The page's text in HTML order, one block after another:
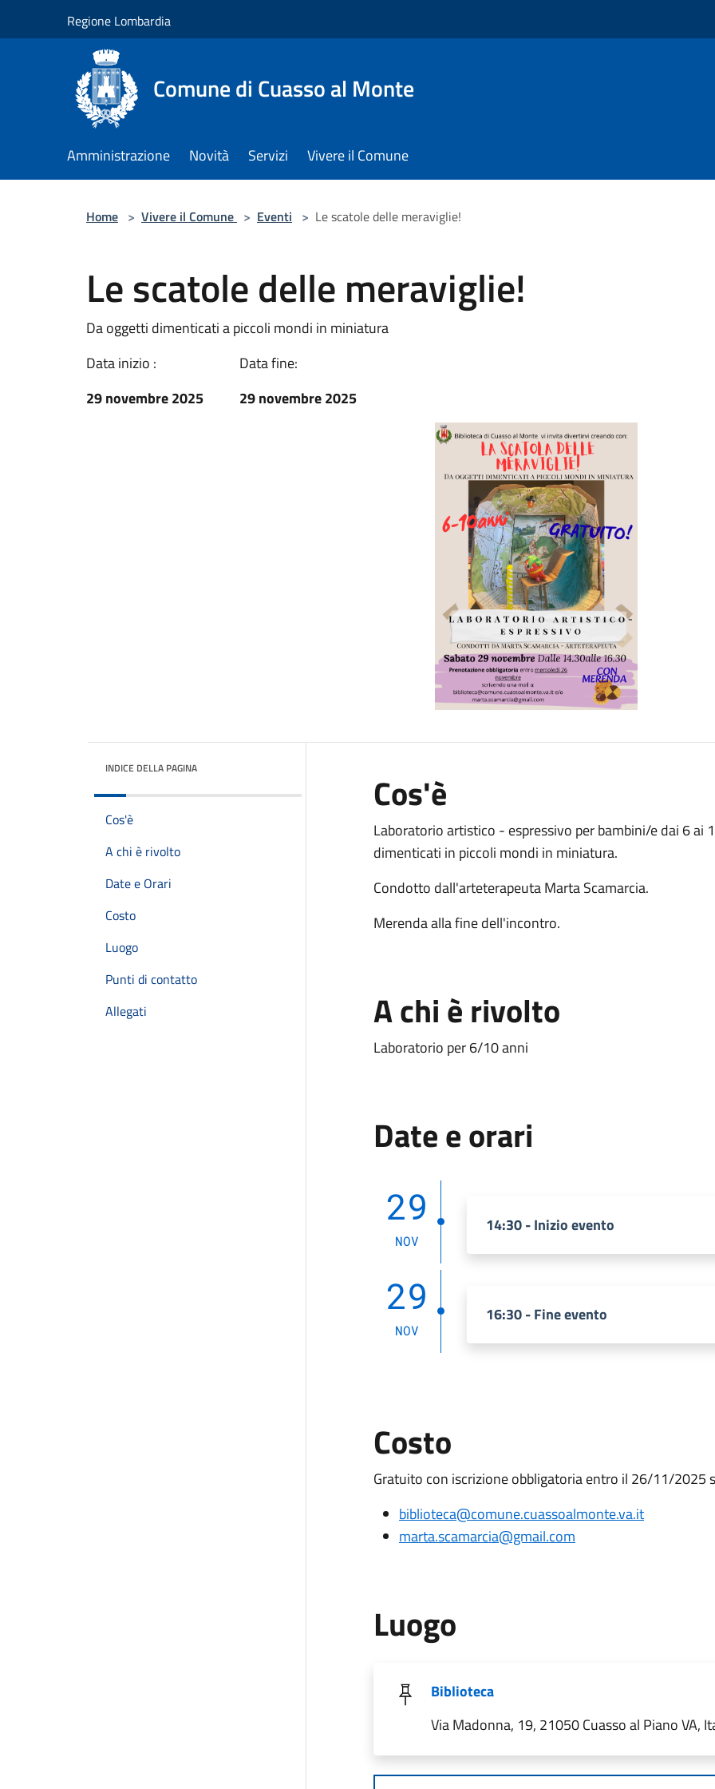
Regione Lombardia
Comune di Cuasso al Monte
Amministrazione Novità Servizi Vivere il Comune
Home > Vivere il Comune > Eventi > Le scatole delle meraviglie!
Le scatole delle meraviglie!
Da oggetti dimenticati a piccoli mondi in miniatura
Data inizio :
29 novembre 2025
Data fine:
29 novembre 2025
INDICE DELLA PAGINA
Cos'è
A chi è rivolto
Date e Orari
Costo
Luogo
Punti di contatto
Allegati
Cos'è
Laboratorio artistico - espressivo per bambini/e dai 6 ai
dimenticati in piccoli mondi in miniatura.
Condotto dall'arteterapeuta Marta Scamarcia.
Merenda alla fine dell'incontro.
A chi è rivolto
Laboratorio per 6/10 anni
Date e orari
29
NOV
14:30 - Inizio evento
29
NOV
16:30 - Fine evento
Costo
Gratuito con iscrizione obbligatoria entro il 26/11/2025
biblioteca@comune.cuassoalmonte.va.it
marta.scamarcia@gmail.com
Luogo
Biblioteca
Via Madonna, 19, 21050 Cuasso al Piano VA,